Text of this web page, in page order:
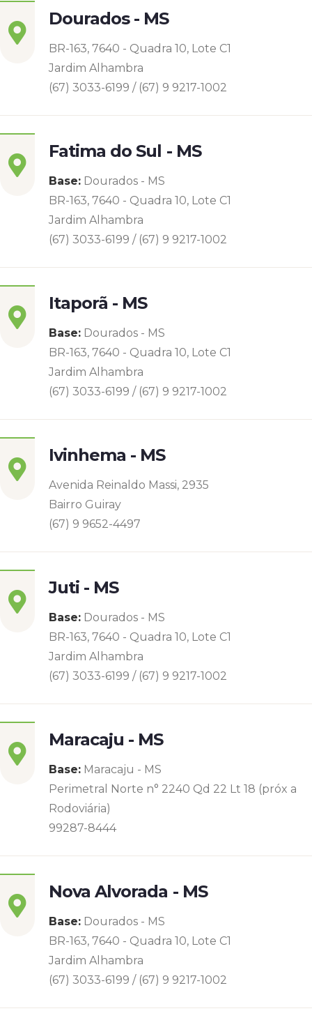
Dourados - MS
BR-163, 7640 - Quadra 10, Lote C1
Jardim Alhambra
(67) 3033-6199 / (67) 9 9217-1002
Fatima do Sul - MS
Base: Dourados - MS
BR-163, 7640 - Quadra 10, Lote C1
Jardim Alhambra
(67) 3033-6199 / (67) 9 9217-1002
Itaporã - MS
Base: Dourados - MS
BR-163, 7640 - Quadra 10, Lote C1
Jardim Alhambra
(67) 3033-6199 / (67) 9 9217-1002
Ivinhema - MS
Avenida Reinaldo Massi, 2935
Bairro Guiray
(67) 9 9652-4497
Juti - MS
Base: Dourados - MS
BR-163, 7640 - Quadra 10, Lote C1
Jardim Alhambra
(67) 3033-6199 / (67) 9 9217-1002
Maracaju - MS
Base: Maracaju - MS
Perimetral Norte n° 2240 Qd 22 Lt 18 (próx a
Rodoviária)
99287-8444
Nova Alvorada - MS
Base: Dourados - MS
BR-163, 7640 - Quadra 10, Lote C1
Jardim Alhambra
(67) 3033-6199 / (67) 9 9217-1002